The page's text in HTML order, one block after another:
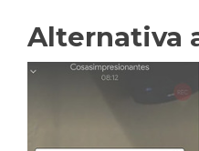
Alternativa